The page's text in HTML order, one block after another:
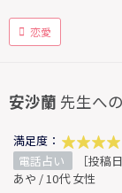
恋愛
安沙蘭 先生へ
満足度：
電話占い
［投稿
あや / 10代 女性